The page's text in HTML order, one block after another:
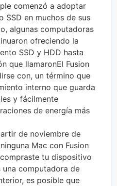
comenzó a adoptar
SSD en muchos de sus
algunas computadoras
ofreciendo la
SSD y HDD hasta
que llamaronEl Fusion
con, un término que
interno que guarda
y fácilmente
de energía más
de noviembre de
Mac con Fusion
tu dispositivo
una computadora de
es posible que